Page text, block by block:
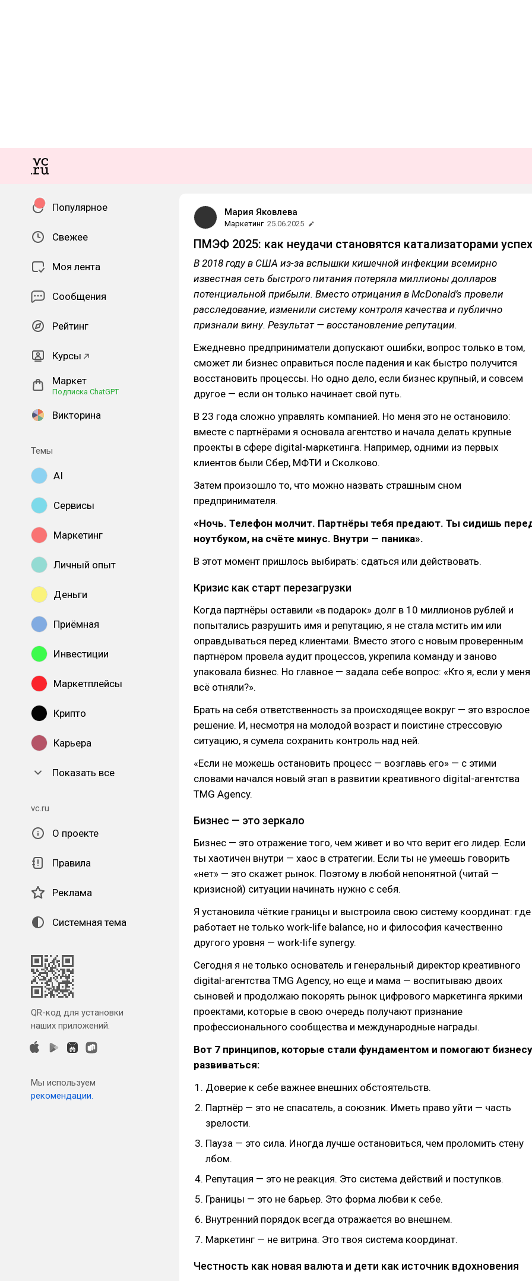
Популярное
Свежее
Моя лента
Сообщения
Рейтинг
Курсы
Маркет
Подписка ChatGPT
Викторина
Темы
AI
Сервисы
Маркетинг
Личный опыт
Деньги
Приёмная
Инвестиции
Маркетплейсы
Крипто
Карьера
Показать все
vc.ru
О проекте
Правила
Реклама
Системная тема
QR-код для установки
наших приложений.
Мы используем
рекомендации.
Мария Яковлева
Маркетинг 25.06.2025
ПМЭФ 2025: как неудачи становятся катализаторами
В 2018 году в США из-за вспышки кишечной инфекции всемирно
известная сеть быстрого питания потеряла миллионы долларов
потенциальной прибыли. Вместо отрицания в McDonald’s провели
расследование, изменили систему контроля качества и публично
признали вину. Результат — восстановление репутации.
Ежедневно предприниматели допускают ошибки, вопрос только в том,
сможет ли бизнес оправиться после падения и как быстро получится
восстановить процессы. Но одно дело, если бизнес крупный, и совсем
другое — если он только начинает свой путь.
В 23 года сложно управлять компанией. Но меня это не остановило:
вместе с партнёрами я основала агентство и начала делать крупные
проекты в сфере digital-маркетинга. Например, одними из первых
клиентов были Сбер, МФТИ и Сколково.
Затем произошло то, что можно назвать страшным сном
предпринимателя.
«Ночь. Телефон молчит. Партнёры тебя предают. Ты сидишь
ноутбуком, на счёте минус. Внутри — паника».
В этот момент пришлось выбирать: сдаться или действовать.
Кризис как старт перезагрузки
Когда партнёры оставили «в подарок» долг в 10 миллионов рублей и
попытались разрушить имя и репутацию, я не стала мстить им или
оправдываться перед клиентами. Вместо этого с новым проверенным
партнёром провела аудит процессов, укрепила команду и заново
упаковала бизнес. Но главное — задала себе вопрос: «Кто я, если у меня
всё отняли?».
Брать на себя ответственность за происходящее вокруг — это взрослое
решение. И, несмотря на молодой возраст и поистине стрессовую
ситуацию, я сумела сохранить контроль над ней.
«Если не можешь остановить процесс — возглавь его» — с этими
словами начался новый этап в развитии креативного digital-агентства
TMG Agency.
Бизнес — это зеркало
Бизнес — это отражение того, чем живет и во что верит его лидер. Если
ты хаотичен внутри — хаос в стратегии. Если ты не умеешь говорить
«нет» — это скажет рынок. Поэтому в любой непонятной (читай —
кризисной) ситуации начинать нужно с себя.
Я установила чёткие границы и выстроила свою систему координат: где
работает не только work-life balance, но и философия качественно
другого уровня — work-life synergy.
Сегодня я не только основатель и генеральный директор креативного
digital-агентства TMG Agency, но еще и мама — воспитываю двоих
сыновей и продолжаю покорять рынок цифрового маркетинга яркими
проектами, которые в свою очередь получают признание
профессионального сообщества и международные награды.
Вот 7 принципов, которые стали фундаментом и помогают бизнесу
развиваться:
Доверие к себе важнее внешних обстоятельств.
Партнёр — это не спасатель, а союзник. Иметь право уйти — часть
зрелости.
Пауза — это сила. Иногда лучше остановиться, чем проломить стену
лбом.
Репутация — это не реакция. Это система действий и поступков.
Границы — это не барьер. Это форма любви к себе.
Внутренний порядок всегда отражается во внешнем.
Маркетинг — не витрина. Это твоя система координат.
Честность как новая валюта и дети как источник вдохновения